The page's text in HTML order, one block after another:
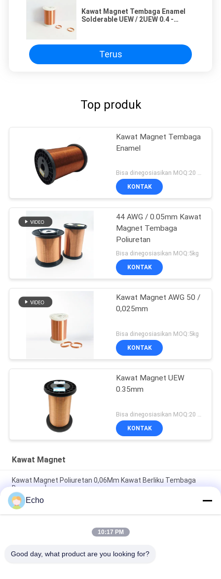
Kawat Magnet Tembaga Enamel
Solderable UEW / 2UEW 0.4 -
Terus
Top produk
Kawat Magnet Tembaga
Enamel
Bisa dinegosiasikan MOQ:20 Kilogram/Kilogram
KONTAK
44 AWG / 0.05mm Kawat
Magnet Tembaga
Poliuretan
Bisa dinegosiasikan MOQ:5kg
KONTAK
Kawat Magnet AWG 50 /
0,025mm
Bisa dinegosiasikan MOQ:5kg
KONTAK
Kawat Magnet UEW
0.35mm
KONTAK
Kawat Magnet
Kawat Magnet Poliuretan 0,06Mm Kawat Berliku Tembaga
Berenamel
Bagan Pengukur Kawat Berenamel Kawat Berliku Tembaga
Dilapisi Enamel 0,15Mm
0.036mm Kawat Magnet Tembaga Enamel Untuk Menonton /
Echo
10:17 PM
Good day, what product are you looking for?